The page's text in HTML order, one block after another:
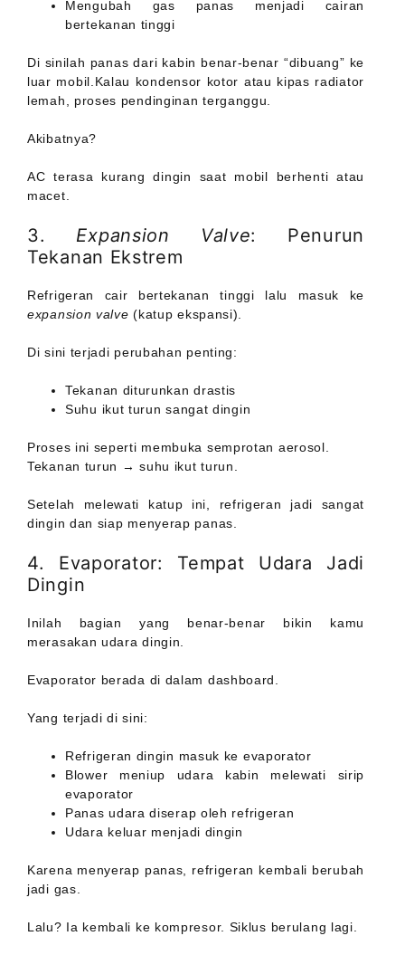
Mengubah gas panas menjadi cairan
bertekanan tinggi
Di sinilah panas dari kabin benar-benar “dibuang” ke
luar mobil.Kalau kondensor kotor atau kipas radiator
lemah, proses pendinginan terganggu.
Akibatnya?
AC terasa kurang dingin saat mobil berhenti atau
macet.
3. Expansion Valve: Penurun
Tekanan Ekstrem
Refrigeran cair bertekanan tinggi lalu masuk ke
expansion valve (katup ekspansi).
Di sini terjadi perubahan penting:
Tekanan diturunkan drastis
Suhu ikut turun sangat dingin
Proses ini seperti membuka semprotan aerosol.
Tekanan turun → suhu ikut turun.
Setelah melewati katup ini, refrigeran jadi sangat
dingin dan siap menyerap panas.
4. Evaporator: Tempat Udara Jadi
Dingin
Inilah bagian yang benar-benar bikin kamu
merasakan udara dingin.
Evaporator berada di dalam dashboard.
Yang terjadi di sini:
Refrigeran dingin masuk ke evaporator
Blower meniup udara kabin melewati sirip
evaporator
Panas udara diserap oleh refrigeran
Udara keluar menjadi dingin
Karena menyerap panas, refrigeran kembali berubah
jadi gas.
Lalu? Ia kembali ke kompresor. Siklus berulang lagi.